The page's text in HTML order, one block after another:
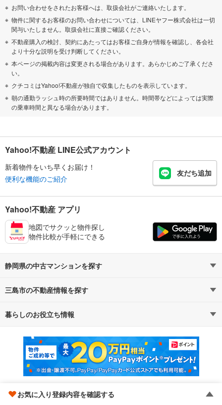
お問い合わせをされたお客様へは、取扱会社がご連絡いたします。
物件に関するお客様のお問い合わせについては、LINEヤフー株式会社は一切
関与いたしません。取扱会社に直接ご確認ください。
不動産購入の検討、契約にあたってはお客様ご自身が情報を確認し、各会社
より十分な説明を受け判断してください。
本ページの掲載内容は変更される場合があります。あらかじめご了承くださ
い。
クチコミはYahoo!不動産が独自で収集したものを表示しています。
朝の通勤ラッシュ時の所要時間ではありません。時間帯などによっては実際
の乗車時間と異なる場合があります。
お気に入り登録内容を確認する
Yahoo!不動産 LINE公式アカウント
新着物件をいち早くお届け！
便利な機能のご紹介
友だち追加
Yahoo!不動産 アプリ
地図でサクッと物件探し
物件比較が手軽にできる
静岡県の中古マンションを探す
路線・駅から探す
通勤・通学時間から探す
三島市の不動産情報を探す
不動産・住宅
新築マンション 中古マンション
新築一戸建て 中古一戸建て
注文住宅
暮らしのお役立ち情報
マンションカタログ 教えて！住まいの先生